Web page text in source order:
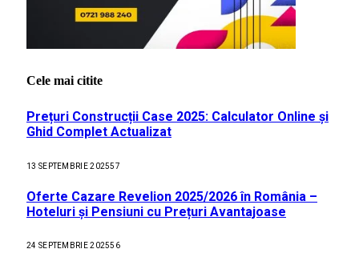
Cele mai citite
Prețuri Construcții Case 2025: Calculator Online și
Ghid Complet Actualizat
13 SEPTEMBRIE 202557
Oferte Cazare Revelion 2025/2026 în România –
Hoteluri și Pensiuni cu Prețuri Avantajoase
24 SEPTEMBRIE 202556